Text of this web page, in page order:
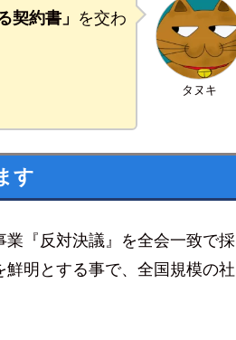
タヌキ
契約書」 を交わ
す
『反対決議』を全会一致で採
明とする事で、全国規模の社